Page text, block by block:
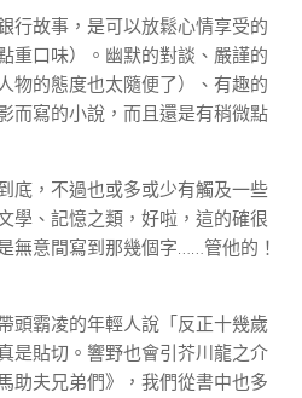
行故事，是可以放鬆心情享受的
重口味）。幽默的對談、嚴謹的
物的態度也太隨便了）、有趣的
而寫的小說，而且還是有稍微點
底，不過也或多或少有觸及一些
學、記憶之類，好啦，這的確很
無意間寫到那幾個字……管他的！
頭霸凌的年輕人說「反正十幾歲
是貼切。響野也會引芥川龍之介
助夫兄弟們》，我們從書中也多